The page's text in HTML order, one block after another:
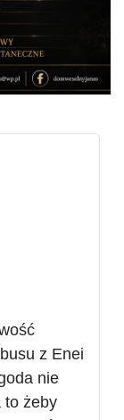
z Enei
nie
to żeby